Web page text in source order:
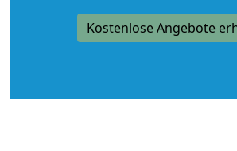
Kostenlose Angebote